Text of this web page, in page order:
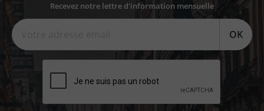
Recevez notre lettre d'information mensuelle
OK